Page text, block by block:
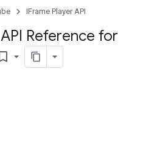
IFrame Player API
Reference for